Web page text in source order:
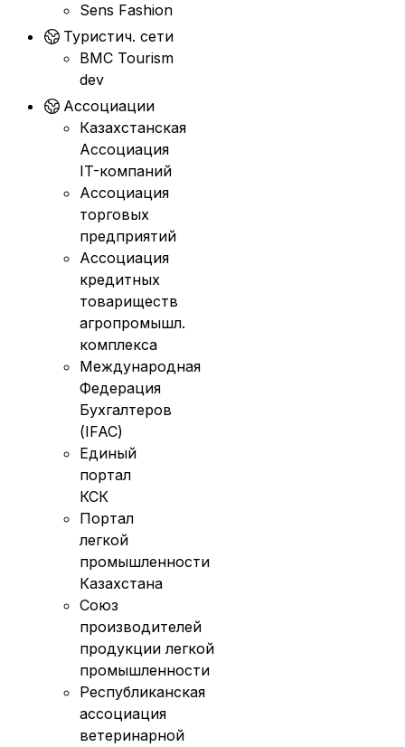
Sens Fashion
Туристич. сети
BMC Tourism
dev
Ассоциации
Казахстанская
Ассоциация
IT-компаний
Ассоциация
торговых
предприятий
Ассоциация
кредитных
товариществ
агропромышл.
комплекса
Международная
Федерация
Бухгалтеров
(IFAC)
Единый
портал
КСК
Портал
легкой
промышленности
Казахстана
Союз
производителей
продукции легкой
промышленности
Республиканская
ассоциация
ветеринарной